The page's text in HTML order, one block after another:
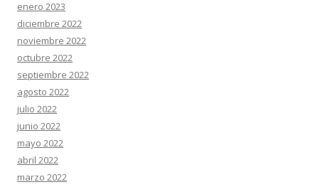
enero 2023
diciembre 2022
noviembre 2022
octubre 2022
septiembre 2022
agosto 2022
julio 2022
junio 2022
mayo 2022
abril 2022
marzo 2022